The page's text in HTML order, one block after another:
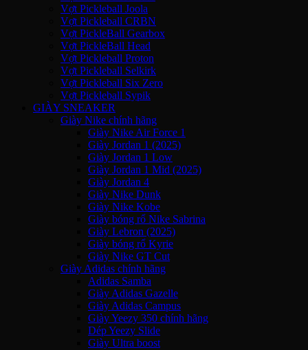
Vợt Pickleball Joola
Vợt Pickleball CRBN
Vợt PickleBall Gearbox
Vợt PickleBall Head
Vợt Pickleball Proton
Vợt Pickleball Selkirk
Vợt Pickleball Six Zero
Vợt Pickleball Sypik
GIÀY SNEAKER
Giày Nike chính hãng
Giày Nike Air Force 1
Giày Jordan 1 (2025)
Giày Jordan 1 Low
Giày Jordan 1 Mid (2025)
Giày Jordan 4
Giày Nike Dunk
Giày Nike Kobe
Giày bóng rổ Nike Sabrina
Giày Lebron (2025)
Giày bóng rổ Kyrie
Giày Nike GT Cut
Giày Adidas chính hãng
Adidas Samba
Giày Adidas Gazelle
Giày Adidas Campus
Giày Yeezy 350 chính hãng
Dép Yeezy Slide
Giày Ultra boost